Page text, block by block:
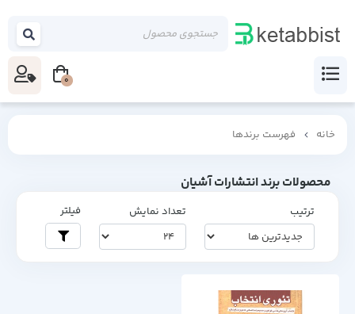
خانه فهرست برندها
محصولات برند انتشارات آشیان
ترتیب تعداد نمایش فیلتر
0